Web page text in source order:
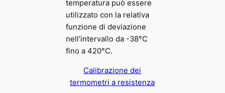
temperatura può essere
utilizzato con la relativa
funzione di deviazione
nell’intervallo da -38°C
fino a 420°C.
Calibrazione dei
termometri a resistenza